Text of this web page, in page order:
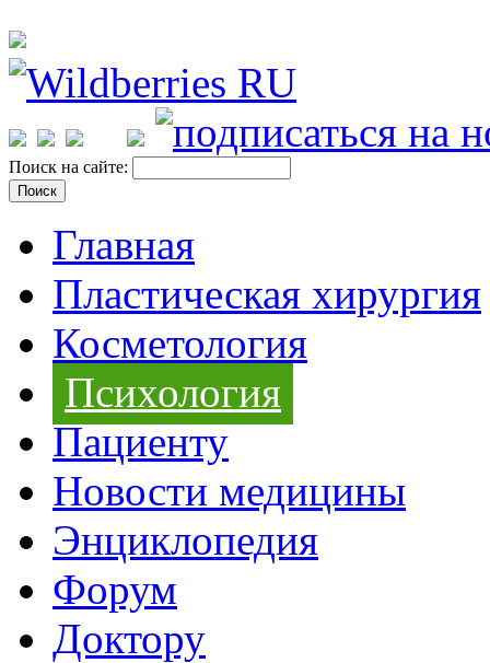
Поиск на сайте:
Главная
Пластическая хирургия
Косметология
Психология
Пациенту
Новости медицины
Энциклопедия
Форум
Доктору